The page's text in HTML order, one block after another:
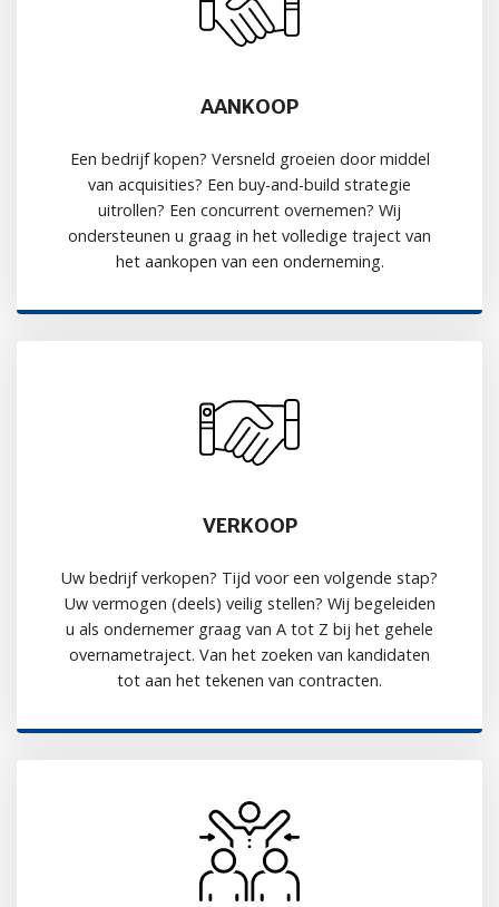
AANKOOP
Een bedrijf kopen? Versneld groeien door middel
van acquisities? Een buy-and-build strategie
uitrollen? Een concurrent overnemen? Wij
ondersteunen u graag in het volledige traject van
het aankopen van een onderneming.
VERKOOP
Uw bedrijf verkopen? Tijd voor een volgende stap?
Uw vermogen (deels) veilig stellen? Wij begeleiden
u als ondernemer graag van A tot Z bij het gehele
overnametraject. Van het zoeken van kandidaten
tot aan het tekenen van contracten.